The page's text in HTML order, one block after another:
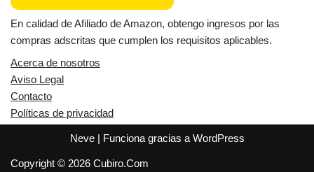
En calidad de Afiliado de Amazon, obtengo ingresos por las
compras adscritas que cumplen los requisitos aplicables.
Acerca de nosotros
Aviso Legal
Contacto
Políticas de privacidad
Neve| Funciona gracias a WordPress
Copyright © 2026 Cubiro.Com